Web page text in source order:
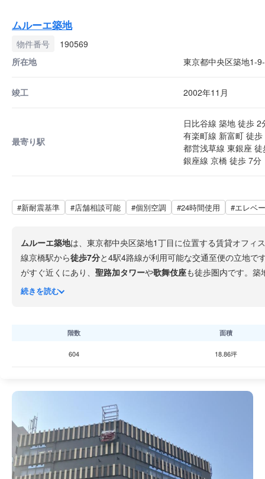
ムルーエ築地
物件番号
190569
所在地
東京都中央区築地1-
竣工 2002年11月
最寄り駅
日比谷線 築地 徒歩 2
有楽町線 新富町 徒歩
都営浅草線 東銀座
銀座線 京橋 徒歩 7分
#新耐震基準 #店舗相談可能 #個別空調 #24時間使用 #エレベ
ムルーエ築地は、東京都中央区築地1丁目に位置する賃貸オフィ
線京橋駅から徒歩7分と4駅4路線が利用可能な交通至便の立地で
がすぐ近くにあり、 聖路加タワーや歌舞伎座も徒歩圏内です。
する好立地で、ビジネス拠点として優れた環境です。
続きを読む
階数 面積
604 18.86坪